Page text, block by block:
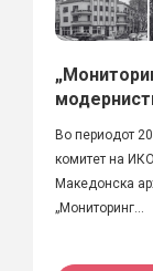
Во периодот
комитет на
Македонска
„Мониторинг...